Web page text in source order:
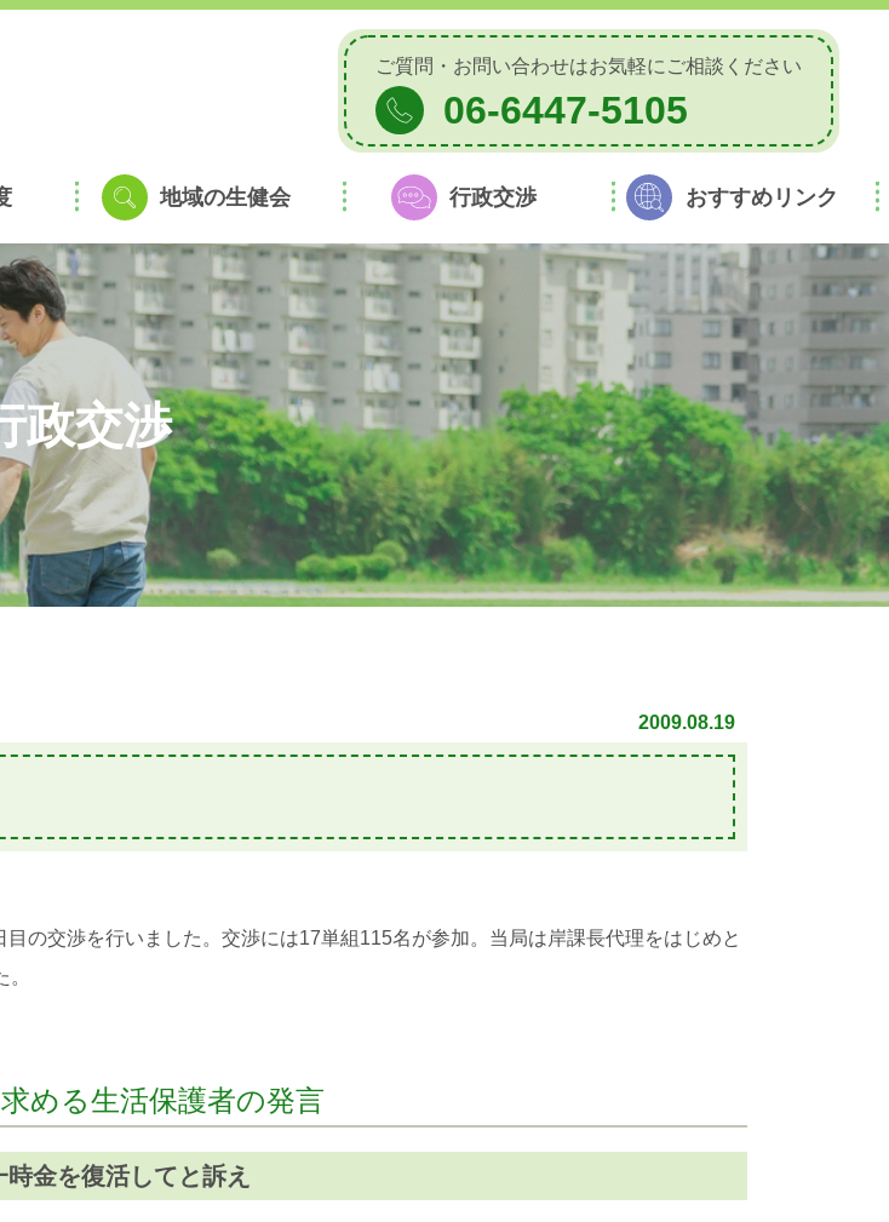
ご質問・お問い合わせはお気軽にご相談ください
06-6447-5105
地域の生健会 行政交渉 おすすめリンク
政交渉
2009.08.19
の交渉を行いました。交渉には17単組115名が参加。当局は岸課長代理をはじめと
める生活保護者の発言
金を復活してと訴え